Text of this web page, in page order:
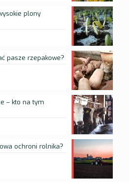
plony
pasze rzepakowe?
– kto na tym
ochroni rolnika?